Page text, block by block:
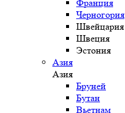
Франция
Черногория
Швейцария
Швеция
Эстония
Азия
Азия
Бруней
Бутан
Вьетнам